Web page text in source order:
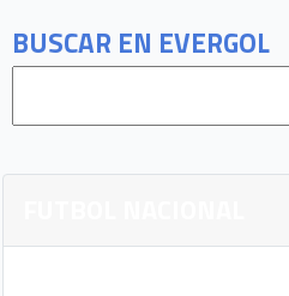
BUSCAR EN EVERGOL